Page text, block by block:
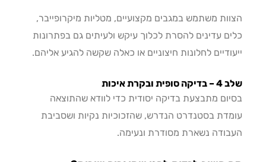
משתמש במגבים מקצועיים, מטליות מיקרופייבר,
עדינים להסרת לכלוך עיקש ולעיתים גם בפתרונות
לחלונות חיצוניים או כאלה שקשה להגיע אליהם.
מתבצעת בדיקה יסודית כדי לוודא שהתוצאה
בסטנדרט הנדרש, שהזכוכיות נקיות ושסביבת
נשארת מסודרת ונעימה.